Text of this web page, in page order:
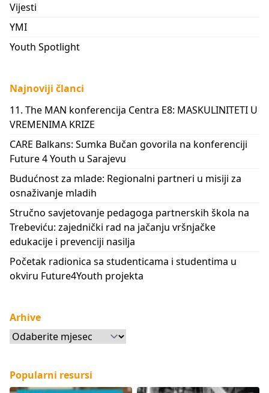
Vijesti
YMI
Youth Spotlight
Najnoviji članci
11. The MAN konferencija Centra E8: MASKULINITETI U
VREMENIMA KRIZE
CARE Balkans: Sumka Bučan govorila na konferenciji
Future 4 Youth u Sarajevu
Budućnost za mlade: Regionalni partneri u misiji za
osnaživanje mladih
Stručno savjetovanje pedagoga partnerskih škola na
Trebeviću: zajednički rad na jačanju vršnjačke
edukacije i prevenciji nasilja
Početak radionica sa studenticama i studentima u
okviru Future4Youth projekta
Arhive
Arhive
Popularni resursi